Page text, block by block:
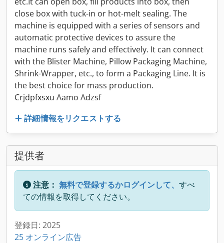
close box with tuck-in or hot-melt sealing. The
machine is equipped with a series of sensors and
automatic protective devices to assure the
machine runs safely and effectively. It can connect
with the Blister Machine, Pillow Packaging Machine,
Shrink-Wrapper, etc., to form a Packaging Line. It is
the best choice for mass production.
Crjdpfxsxu Aamo Adzsf
詳細情報をリクエストする
提供者
注意： 無料で登録するかログインして、 すべ
ての情報を取得してください。
登録日: 2025
25 オンライン広告